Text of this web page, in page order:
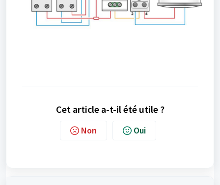
Cet article a-t-il été utile ?
Non Oui